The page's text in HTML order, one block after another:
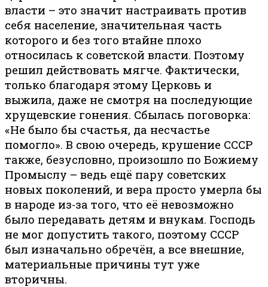
власти – это значит настраивать против
себя население, значительная часть
которого и без того втайне плохо
относилась к советской власти. Поэтому
решил действовать мягче. Фактически,
только благодаря этому Церковь и
выжила, даже не смотря на последующие
хрущевские гонения. Сбылась поговорка:
«Не было бы счастья, да несчастье
помогло». В свою очередь, крушение СССР
также, безусловно, произошло по Божиему
Промыслу – ведь ещё пару советских
новых поколений, и вера просто умерла бы
в народе из-за того, что её невозможно
было передавать детям и внукам. Господь
не мог допустить такого, поэтому СССР
был изначально обречён, а все внешние,
материальные причины тут уже
вторичны.